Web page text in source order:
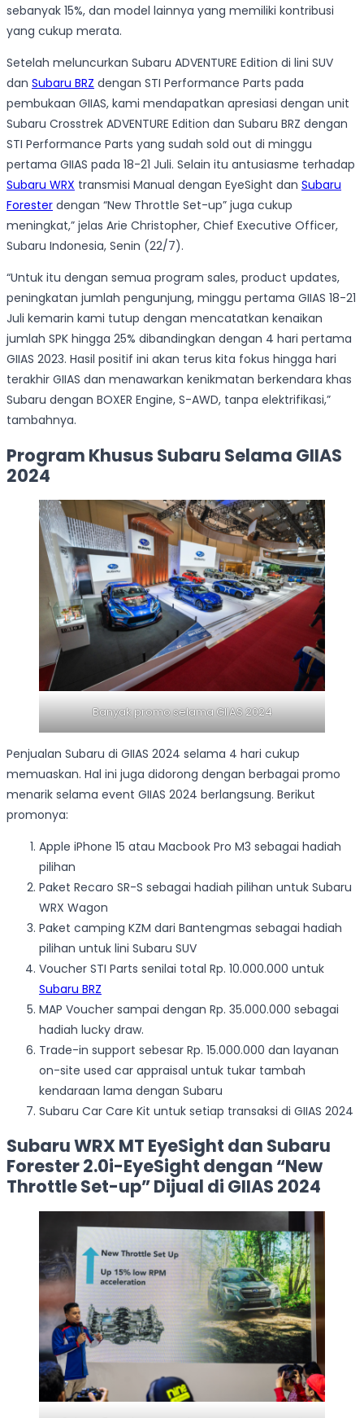
sebanyak 15%, dan model lainnya yang memiliki kontribusi
yang cukup merata.
Setelah meluncurkan Subaru ADVENTURE Edition di lini SUV
dan Subaru BRZ dengan STI Performance Parts pada
pembukaan GIIAS, kami mendapatkan apresiasi dengan unit
Subaru Crosstrek ADVENTURE Edition dan Subaru BRZ dengan
STI Performance Parts yang sudah sold out di minggu
pertama GIIAS pada 18-21 Juli. Selain itu antusiasme terhadap
Subaru WRX transmisi Manual dengan EyeSight dan Subaru
Forester dengan “New Throttle Set-up” juga cukup
meningkat,” jelas Arie Christopher, Chief Executive Officer,
Subaru Indonesia, Senin (22/7).
“Untuk itu dengan semua program sales, product updates,
peningkatan jumlah pengunjung, minggu pertama GIIAS 18-21
Juli kemarin kami tutup dengan mencatatkan kenaikan
jumlah SPK hingga 25% dibandingkan dengan 4 hari pertama
GIIAS 2023. Hasil positif ini akan terus kita fokus hingga hari
terakhir GIIAS dan menawarkan kenikmatan berkendara khas
Subaru dengan BOXER Engine, S-AWD, tanpa elektrifikasi,”
tambahnya.
Program Khusus Subaru Selama GIIAS
2024
Banyak promo selama GIIAS 2024
Penjualan Subaru di GIIAS 2024 selama 4 hari cukup
memuaskan. Hal ini juga didorong dengan berbagai promo
menarik selama event GIIAS 2024 berlangsung. Berikut
promonya:
Apple iPhone 15 atau Macbook Pro M3 sebagai hadiah
pilihan
Paket Recaro SR-S sebagai hadiah pilihan untuk Subaru
WRX Wagon
Paket camping KZM dari Bantengmas sebagai hadiah
pilihan untuk lini Subaru SUV
Voucher STI Parts senilai total Rp. 10.000.000 untuk
Subaru BRZ
MAP Voucher sampai dengan Rp. 35.000.000 sebagai
hadiah lucky draw.
Trade-in support sebesar Rp. 15.000.000 dan layanan
on-site used car appraisal untuk tukar tambah
kendaraan lama dengan Subaru
Subaru Car Care Kit untuk setiap transaksi di GIIAS 2024
Subaru WRX MT EyeSight dan Subaru
Forester 2.0i-EyeSight dengan “New
Throttle Set-up” Dijual di GIIAS 2024